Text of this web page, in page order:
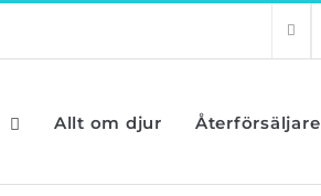
Allt om djur Återförsäljare